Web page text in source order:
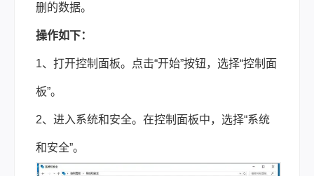
删的数据。
操作如下：
1、打开控制面板。点击“开始”按钮，选择“控制面
板”。
2、进入系统和安全。在控制面板中，选择“系统
和安全”。